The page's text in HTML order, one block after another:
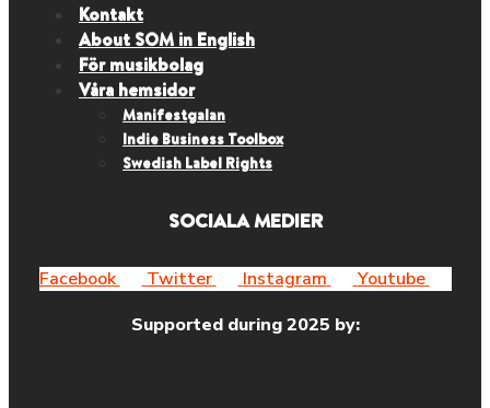
Kontakt
About SOM in English
För musikbolag
Våra hemsidor
Manifestgalan
Indie Business Toolbox
Swedish Label Rights
SOCIALA MEDIER
Facebook Twitter Instagram
Youtube
Supported during 2025 by: